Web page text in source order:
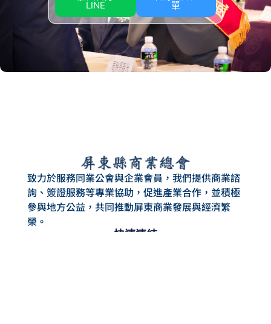
LINE 單
致力於服務同業公會與企業會員，我們提供商業諮
詢、簽證服務等專業協助，促進產業合作，並積極
參與地方公益，共同推動屏東商業發展與經濟繁
榮。
快速連結